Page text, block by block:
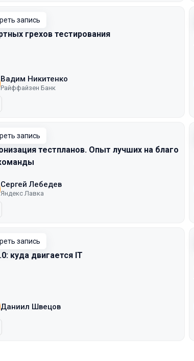
запись
грехов тестирования
Вадим Никитенко
Райффайзен Банк
запись
тестпланов. Опыт лучших на благо
Сергей Лебедев
Яндекс Лавка
запись
куда двигается IT
Даниил Швецов